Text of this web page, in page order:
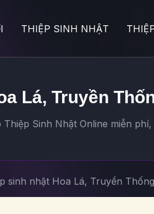
THIỆP SINH NHẬT
Lá, Truyền
Sinh Nhật Online miễn
sinh nhật Hoa Lá, Truyền